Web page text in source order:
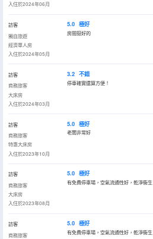
入住於2024年06月
訪客
獨自旅遊
經濟單人房
入住於2024年05月
5.0 極好
房間挺好的
訪客
商務旅客
大床房
入住於2024年03月
3.2 不錯
停車確實還算方便！
訪客
商務旅客
特惠大床房
入住於2023年10月
5.0 極好
老闆非常好
訪客
商務旅客
大床房
入住於2023年08月
5.0 極好
有免費停車場，空氣流通性好，乾淨衞生
訪客
商務旅客
5.0 極好
有免費停車場，空氣流通性好，乾淨衞生